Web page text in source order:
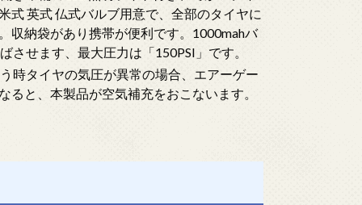
式 英式 仏式バルブ用意で、全部のタイヤに
収納袋があり携帯が便利です。1000mahバ
せます、最大圧力は「150PSI」です。
時タイヤの気圧が異常の場合、エアーゲー
と、本製品が空気補充をおこないます。